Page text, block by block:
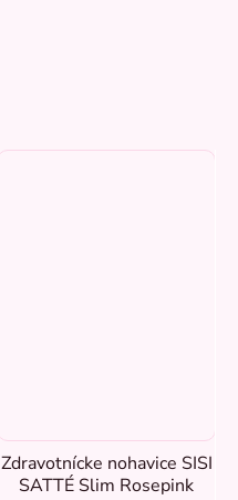
Zdravotnícke nohavice SISI
SATTÉ Slim Rosepink